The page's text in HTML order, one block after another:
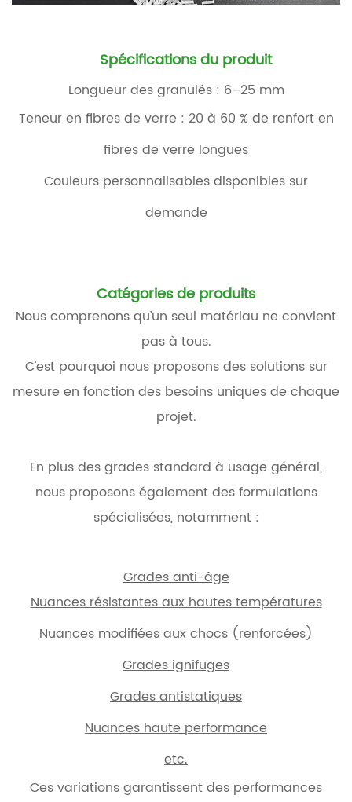
Spécifications du produit
Longueur des granulés : 6–25 mm
Teneur en fibres de verre : 20 à 60 % de renfort en
fibres de verre longues
Couleurs personnalisables disponibles sur
demande
Catégories de produits
Nous comprenons qu’un seul matériau ne convient
pas à tous.
C'est pourquoi nous proposons des solutions sur
mesure en fonction des besoins uniques de chaque
projet.
En plus des grades standard à usage général,
nous proposons également des formulations
spécialisées, notamment :
Grades anti-âge
Nuances résistantes aux hautes températures
Nuances modifiées aux chocs (renforcées)
Grades ignifuges
Grades antistatiques
Nuances haute performance
etc.
Ces variations garantissent des performances